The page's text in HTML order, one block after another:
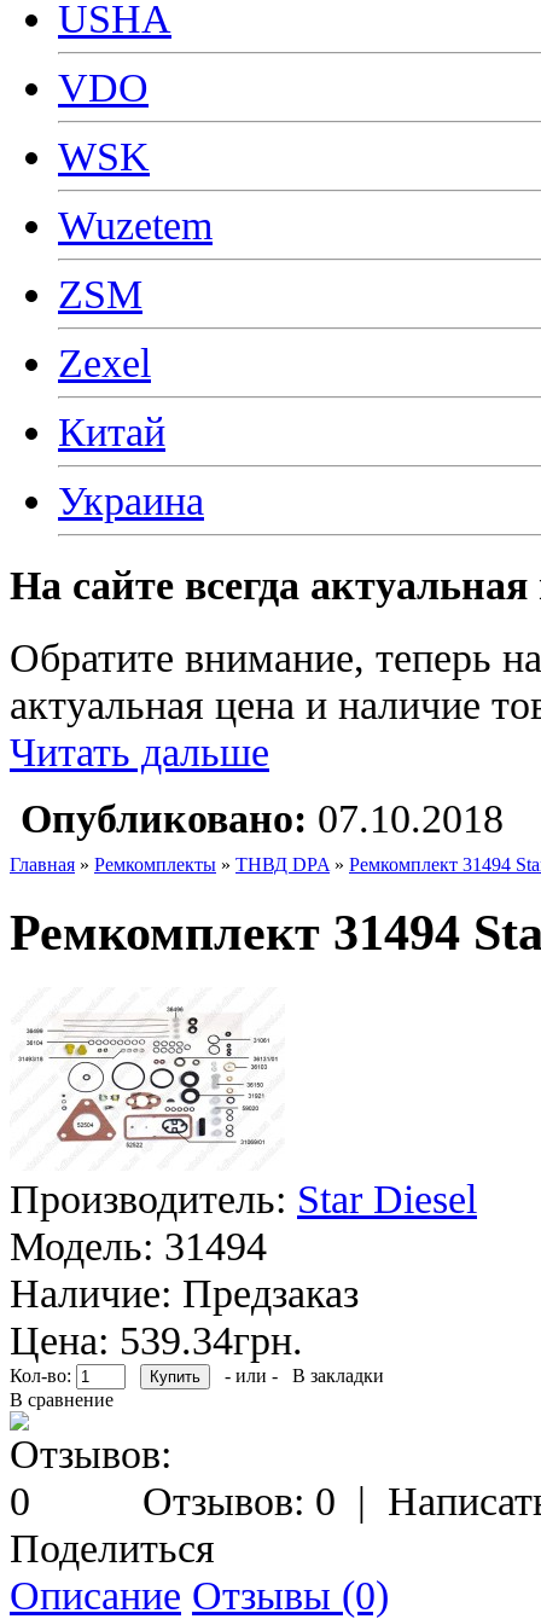
USHA
VDO
WSK
Wuzetem
ZSM
Zexel
Китай
Украина
На сайте всегда
Обратите внимание, теперь
актуальная цена и наличие
Читать дальше
Опубликовано: 07.10.2018
Главная » Ремкомплекты » ТНВД DPA » Ремкомплект 31494
Ремкомплект 31494
Производитель: Star Diesel
Модель: 31494
Наличие: Предзаказ
Цена: 539.34грн.
Кол-во: - или -
В закладки
В сравнение
Отзывов: 0 |
Поделиться
Описание Отзывы (0)